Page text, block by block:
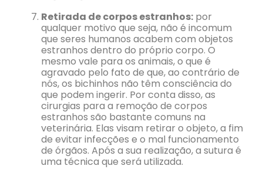
Retirada de corpos estranhos: por
qualquer motivo que seja, não é incomum
que seres humanos acabem com objetos
estranhos dentro do próprio corpo. O
mesmo vale para os animais, o que é
agravado pelo fato de que, ao contrário de
nós, os bichinhos não têm consciência do
que podem ingerir. Por conta disso, as
cirurgias para a remoção de corpos
estranhos são bastante comuns na
veterinária. Elas visam retirar o objeto, a fim
de evitar infecções e o mal funcionamento
de órgãos. Após a sua realização, a sutura é
uma técnica que será utilizada.